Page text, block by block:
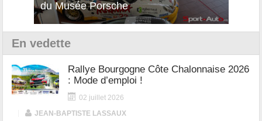
du Musée Porsche
12Cilindri Manuale
En vedette
Rallye Bourgogne Côte Chalonnaise 2026
: Mode d’emploi !
02 juillet 2026
JEAN-BAPTISTE LASSAUX